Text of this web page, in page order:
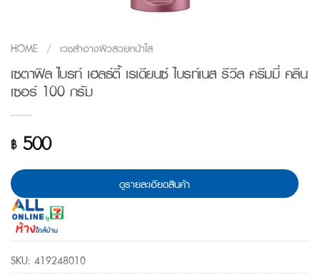
HOME / เวชสำอางผิวสวยหน้าใส
เซตาฟิล ไบรท์ เฮลธ์ตี้ เรเดียนซ์ ไบรท์เนส รีวีล ครีมมี่ คลีน
เซอร์ 100 กรัม
฿500
ดูรายละเอียดสินค้า
SKU: 419248010